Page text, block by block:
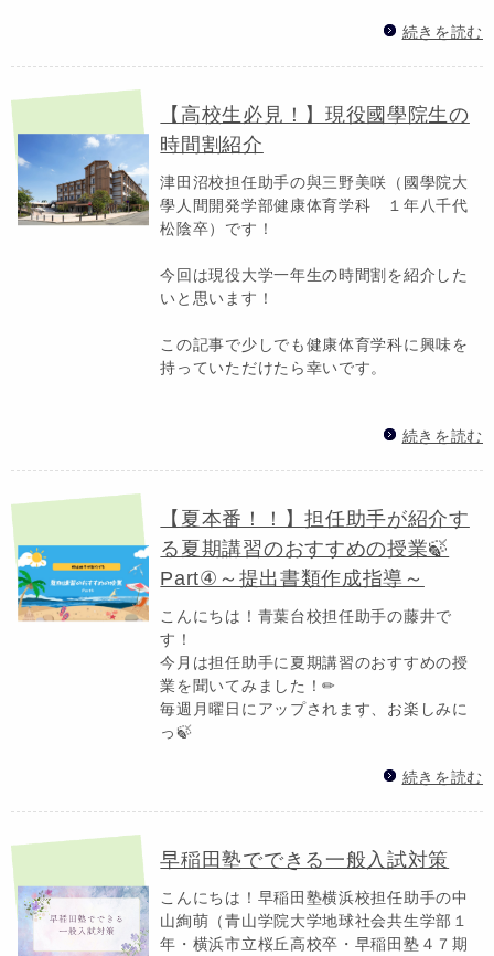
続きを読む
【高校生必見！】現役國學院生の
時間割紹介
津田沼校担任助手の與三野美咲（國學院大
學人間開発学部健康体育学科 １年八千代
松陰卒）です！
今回は現役大学一年生の時間割を紹介した
いと思います！
この記事で少しでも健康体育学科に興味を
持っていただけたら幸いです。
続きを読む
【夏本番！！】担任助手が紹介す
る夏期講習のおすすめの授業🍃
Part④～提出書類作成指導～
こんにちは！青葉台校担任助手の藤井で
す！
今月は担任助手に夏期講習のおすすめの授
業を聞いてみました！✏
毎週月曜日にアップされます、お楽しみに
っ🍃
続きを読む
早稲田塾でできる一般入試対策
こんにちは！早稲田塾横浜校担任助手の中
山絢萌（青山学院大学地球社会共生学部１
年・横浜市立桜丘高校卒・早稲田塾４７期